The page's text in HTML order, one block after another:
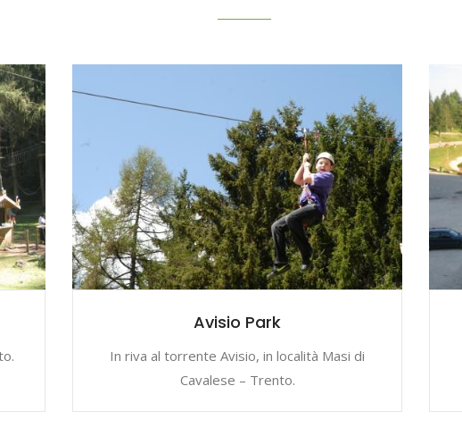
Avisio Park
In riva al torrente Avisio, in località Masi di
Cavalese – Trento.